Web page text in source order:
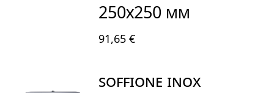
250X250 mm
91,65 €
SOFFIONE INOX